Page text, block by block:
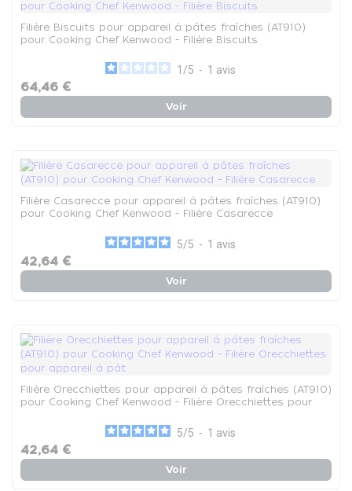
Filière Biscuits pour appareil à pâtes fraîches (AT910)
pour Cooking Chef Kenwood - Filière Biscuits
1 /5 - 1 avis
64,46 €
Voir
Filière Casarecce pour appareil à pâtes fraîches (AT910)
pour Cooking Chef Kenwood - Filière Casarecce
5/5 - 1 avis
42,64 €
Voir
Filière Orecchiettes pour appareil à pâtes fraîches (AT910)
pour Cooking Chef Kenwood - Filière Orecchiettes pour
5/5 - 1 avis
42,64 €
Voir